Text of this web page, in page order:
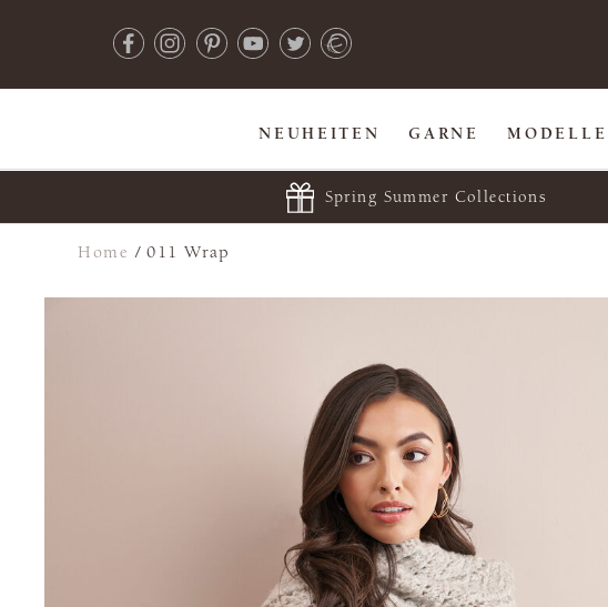
NEUHEITEN GARNE MODELLE
Spring Summer Collections
Home /011 Wrap